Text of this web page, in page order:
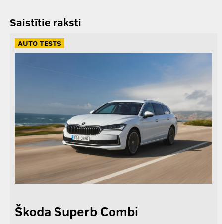
Saistītie raksti
AUTO TESTS
Škoda Superb Combi